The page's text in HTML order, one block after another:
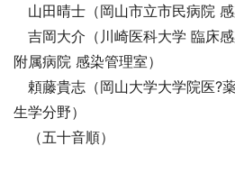
山田晴士（岡山市立市民病院 感
吉岡大介（川崎医科大学 臨床
附属病院 感染管理室）
頼藤貴志（岡山大学大学院医?
生学分野）
（五十音順）